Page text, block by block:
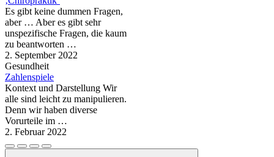
Es gibt keine dummen Fragen,
aber … Aber es gibt sehr
unspezifische Fragen, die kaum
zu beantworten …
2. September 2022
Gesundheit
Zahlenspiele
Kontext und Darstellung Wir
alle sind leicht zu manipulieren.
Denn wir haben diverse
Vorurteile im …
2. Februar 2022